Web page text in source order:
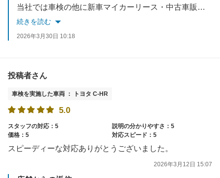
当社では車検の他に新車マイカーリース・中古車販売・キズヘコミ直し・万が一の事故受付・保険の見直しなどお車の事はトータルサポートさせていただいております。何かございましたらぜひご相談くださいね。またのご来店を心よりお待ちしております✨
続きを読む
2026年3月30日 10:18
投稿者さん
車検を実施した車両 ： トヨタ C-HR
5.0
スタッフの対応：5
説明の分かりやすさ：5
価格：5
対応スピード：5
スピーディーな対応ありがとうございました。
2026年3月12日 15:07